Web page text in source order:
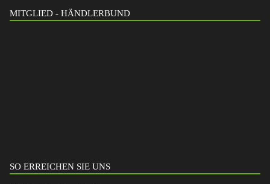
MITGLIED - HÄNDLERBUND
SO ERREICHEN SIE UNS